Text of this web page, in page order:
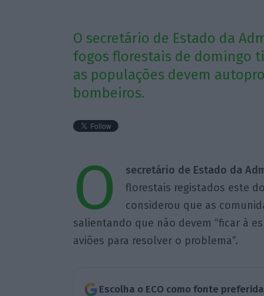
O secretário de Estado da
fogos florestais de domingo
as populações devem
bombeiros.
O secretário de Estado da
florestais registados este
considerou que as
salientando que não devem “ficar à
aviões para resolver o problema”.
Escolha o ECO como fonte